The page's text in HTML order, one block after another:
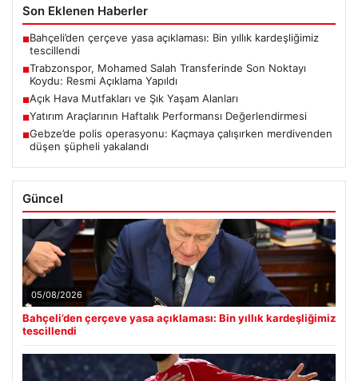
Son Eklenen Haberler
■Bahçeli’den çerçeve yasa açıklaması: Bin yıllık kardeşliğimiz
tescillendi
■Trabzonspor, Mohamed Salah Transferinde Son Noktayı
Koydu: Resmi Açıklama Yapıldı
■Açık Hava Mutfakları ve Şık Yaşam Alanları
■Yatırım Araçlarının Haftalık Performansı Değerlendirmesi
■Gebze’de polis operasyonu: Kaçmaya çalışırken merdivenden
düşen şüpheli yakalandı
Güncel
05/08/2026
Bahçeli’den çerçeve yasa açıklaması: Bin yıllık kardeşliğimiz
tescillendi